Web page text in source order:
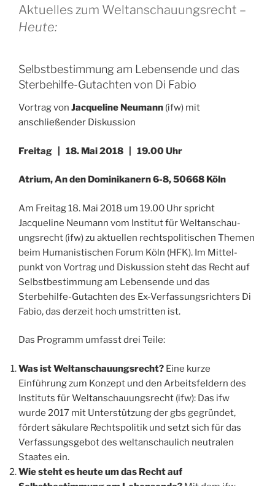
Aktuelles zum Weltanschauungsrecht –
Heute:
Selbstbestimmung am Lebensende und das
Sterbehilfe-Gutachten von Di Fabio
Vortrag von Jacqueline Neumann (ifw) mit
anschließender Diskussion
Freitag | 18. Mai 2018 | 19.00 Uhr
Atrium, An den Dominikanern 6-8, 50668 Köln
Am Freitag 18. Mai 2018 um 19.00 Uhr spricht
Jacqueline Neumann vom Institut für Weltan­schau­
ungs­recht (ifw) zu aktuellen rechtspolitischen Themen
beim Humanistischen Forum Köln (HFK). Im Mittel­
punkt von Vortrag und Diskussion steht das Recht auf
Selbstbestimmung am Lebensende und das
Sterbehilfe-Gutachten des Ex-Verfassungsrichters Di
Fabio, das derzeit hoch umstritten ist.
Das Programm umfasst drei Teile:
Was ist Weltanschauungsrecht? Eine kurze
Einführung zum Konzept und den Arbeitsfeldern des
Instituts für Weltanschauungsrecht (ifw): Das ifw
wurde 2017 mit Unterstützung der gbs gegründet,
fördert säkulare Rechtspolitik und setzt sich für das
Verfassungsgebot des weltanschaulich neutralen
Staates ein.
Wie steht es heute um das Recht auf